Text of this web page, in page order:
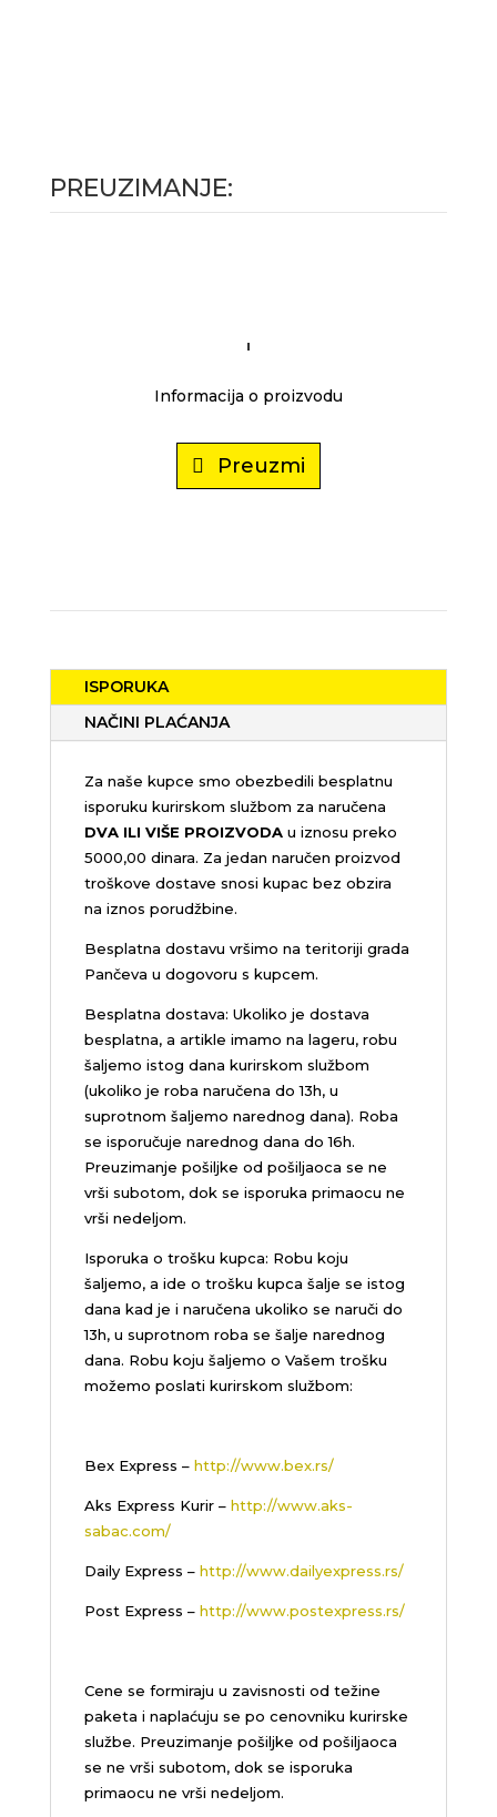
PREUZIMANJE:
Informacija o proizvodu
Preuzmi
ISPORUKA
NAČINI PLAĆANJA
Za naše kupce smo obezbedili besplatnu
isporuku kurirskom službom za naručena
DVA ILI VIŠE PROIZVODAu iznosu preko
5000,00 dinara. Za jedan naručen proizvod
troškove dostave snosi kupac bez obzira
na iznos porudžbine.
Besplatna dostavu vršimo na teritoriji grada
Pančeva u dogovoru s kupcem.
Besplatna dostava: Ukoliko je dostava
besplatna, a artikle imamo na lageru, robu
šaljemo istog dana kurirskom službom
(ukoliko je roba naručena do 13h, u
suprotnom šaljemo narednog dana). Roba
se isporučuje narednog dana do 16h.
Preuzimanje pošiljke od pošiljaoca se ne
vrši subotom, dok se isporuka primaocu ne
vrši nedeljom.
Isporuka o trošku kupca: Robu koju
šaljemo, a ide o trošku kupca šalje se istog
dana kad je i naručena ukoliko se naruči do
13h, u suprotnom roba se šalje narednog
dana. Robu koju šaljemo o Vašem trošku
možemo poslati kurirskom službom:
Bex Express – http://www.bex.rs/
Aks Express Kurir – http://www.aks-
sabac.com/
Daily Express – http://www.dailyexpress.rs/
Post Express – http://www.postexpress.rs/
Cene se formiraju u zavisnosti od težine
paketa i naplaćuju se po cenovniku kurirske
službe. Preuzimanje pošiljke od pošiljaoca
se ne vrši subotom, dok se isporuka
primaocu ne vrši nedeljom.